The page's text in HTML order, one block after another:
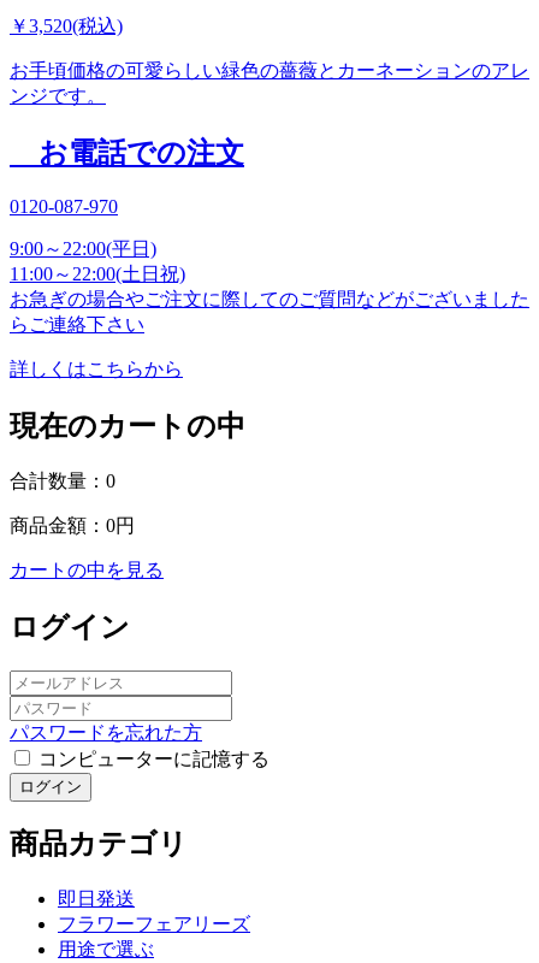
￥3,520(税込)
お手頃価格の可愛らしい緑色の薔薇とカーネーションのアレ
ンジです。
お電話での注文
0120-087-970
9:00～22:00(平日)
11:00～22:00(土日祝)
お急ぎの場合やご注文に際してのご質問などがございました
らご連絡下さい
詳しくはこちらから
現在のカートの中
合計数量： 0
商品金額： 0円
カートの中を見る
ログイン
パスワードを忘れた方
コンピューターに記憶する
ログイン
商品カテゴリ
即日発送
フラワーフェアリーズ
用途で選ぶ